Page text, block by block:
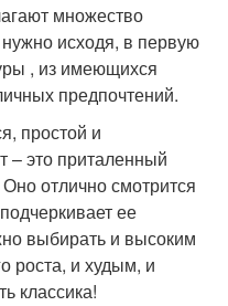
множество
исходя, в первую
, из имеющихся
предпочтений.
простой и
– это приталенный
отлично смотрится
ее
выбирать и высоким
роста, и худым, и
классика!